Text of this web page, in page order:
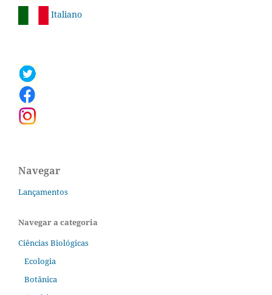
Italiano
Navegar
Lançamentos
Navegar a categoria
Ciências Biológicas
Ecologia
Botânica